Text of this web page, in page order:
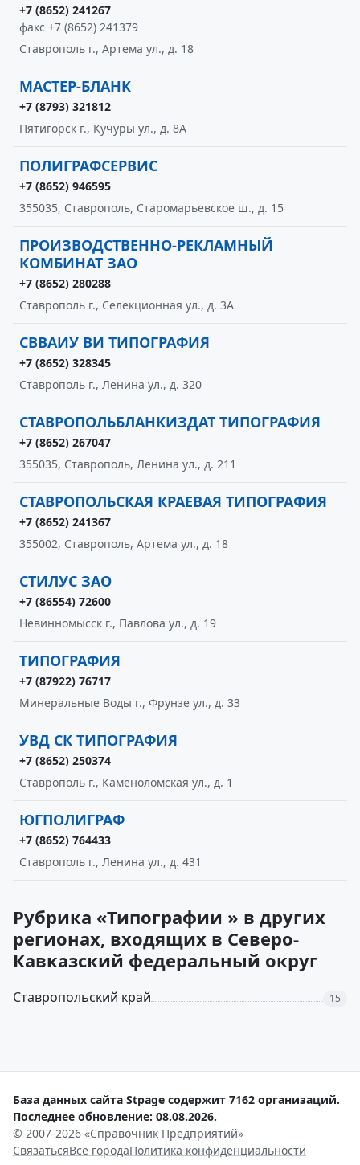
+7 (8652) 241267
факс +7 (8652) 241379
Ставрополь г., Артема ул., д. 18
МАСТЕР-БЛАНК
+7 (8793) 321812
Пятигорск г., Кучуры ул., д. 8А
ПОЛИГРАФСЕРВИС
+7 (8652) 946595
355035, Ставрополь, Старомарьевское ш., д. 15
ПРОИЗВОДСТВЕННО-РЕКЛАМНЫЙ
КОМБИНАТ ЗАО
+7 (8652) 280288
Ставрополь г., Селекционная ул., д. 3А
СВВАИУ ВИ ТИПОГРАФИЯ
+7 (8652) 328345
Ставрополь г., Ленина ул., д. 320
СТАВРОПОЛЬБЛАНКИЗДАТ ТИПОГРАФИЯ
+7 (8652) 267047
355035, Ставрополь, Ленина ул., д. 211
СТАВРОПОЛЬСКАЯ КРАЕВАЯ ТИПОГРАФИЯ
+7 (8652) 241367
355002, Ставрополь, Артема ул., д. 18
СТИЛУС ЗАО
+7 (86554) 72600
Невинномысск г., Павлова ул., д. 19
ТИПОГРАФИЯ
+7 (87922) 76717
Минеральные Воды г., Фрунзе ул., д. 33
УВД СК ТИПОГРАФИЯ
+7 (8652) 250374
Ставрополь г., Каменоломская ул., д. 1
ЮГПОЛИГРАФ
+7 (8652) 764433
Ставрополь г., Ленина ул., д. 431
Рубрика «Типографии » в других
регионах, входящих в Северо-
Кавказский федеральный округ
Ставропольский край 15
База данных сайта Stpage содержит 7162 организаций.
Последнее обновление: 08.08.2026.
© 2007-2026 «Справочник Предприятий»
СвязатьсяВсе городаПолитика конфиденциальности